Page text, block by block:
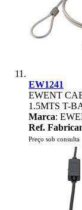
EW1241
EWENT
1.5MTS T-
Marca:
Ref.
Preço sob consulta